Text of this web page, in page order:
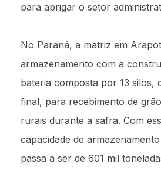
para abrigar o setor
No Paraná, a matriz em
armazenamento com a
bateria composta por 13 silos,
final, para recebimento de
rurais durante a safra. Com
capacidade de
passa a ser de 601 mil